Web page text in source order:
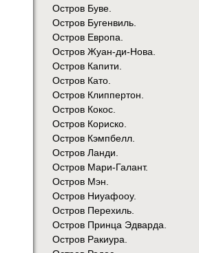
Остров Буве.
Остров Бугенвиль.
Остров Европа.
Остров Жуан-ди-Нова.
Остров Капити.
Остров Като.
Остров Клиппертон.
Остров Кокос.
Остров Кориско.
Остров Кэмпбелл.
Остров Ланди.
Остров Мари-Галант.
Остров Мэн.
Остров Ниуафооу.
Остров Перехиль.
Остров Принца Эдварда.
Остров Ракиура.